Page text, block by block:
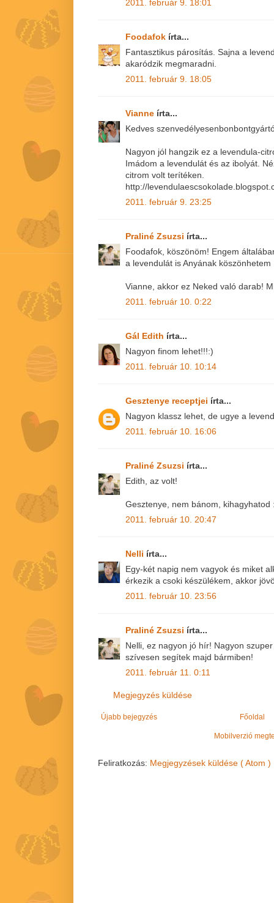
2011. február 9. 18:01
Foodafok írta...
Fantasztikus párosítás. Sajna a
akaródzik megmaradni.
2011. február 9. 18:05
Vianne írta...
Kedves
Nagyon jól hangzik ez a levendula-
Imádom a levendulát és az ibolyát.
citrom volt terítéken.
http://
2011. február 9. 23:25
Praliné Zsuzsi írta...
Foodafok, köszönöm! Engem
a levendulát is Anyának köszönhetem
Vianne, akkor ez Neked való darab!
2011. február 10. 0:22
Gál Edith írta...
Nagyon finom lehet!!!:)
2011. február 10. 10:14
Gesztenye receptjei írta...
Nagyon klassz lehet, de ugye a
2011. február 10. 16:06
Praliné Zsuzsi írta...
Edith, az volt!
Gesztenye, nem bánom, kihagyhatod
2011. február 10. 20:47
Nelli írta...
Egy-két napig nem vagyok és miket
érkezik a csoki készülékem, akkor
2011. február 10. 23:56
Praliné Zsuzsi írta...
Nelli, ez nagyon jó hír! Nagyon
szívesen segítek majd bármiben!
2011. február 11. 0:11
Megjegyzés küldése
Újabb bejegyzés Főoldal
Mobilverzió
Feliratkozás: Megjegyzések küldése ( Atom )